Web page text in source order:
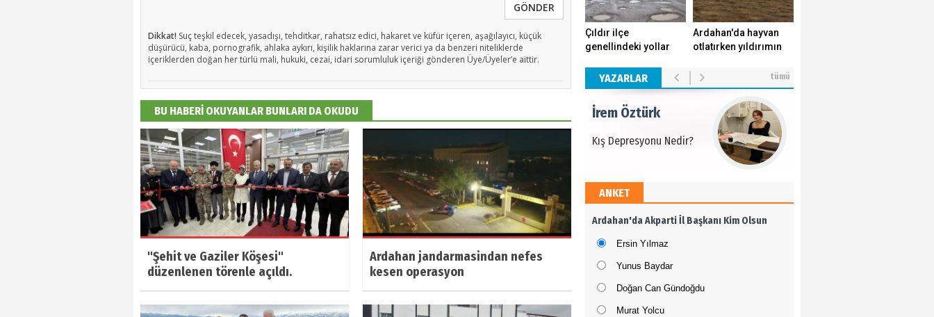
GÖNDER
Dikkat! Suç teşkil edecek, yasadışı, tehditkar, rahatsız edici, hakaret ve küfür içeren, aşağılayıcı, küçük
düşürücü, kaba, pornografik, ahlaka aykırı, kişilik haklarına zarar verici ya da benzeri niteliklerde
içeriklerden doğan her türlü mali, hukuki, cezai, idari sorumluluk içeriği gönderen Üye/Üyeler’e aittir.
BU HABERİ OKUYANLAR BUNLARI DA OKUDU
"Şehit ve Gaziler Köşesi"
düzenlenen törenle açıldı.
Ardahan jandarmasindan nefes
kesen operasyon
Çıldır ilçe
genellindeki yollar
andırıyor.
Ardahan'da hayvan
otlatırken yıldırımın
yaşamını yitirdi.
YAZARLAR tümü
Kış Depresyonu Nedir?
İrem Öztürk
Kış Depresyonu Nedir?
İrem Öztürk
Kış Depresyonu Nedir?
İrem Öztürk
ANKET
Ardahan'da Akparti İl Başkanı Kim Olsun
Ersin Yılmaz
Yunus Baydar
Doğan Can Gündoğdu
Murat Yolcu